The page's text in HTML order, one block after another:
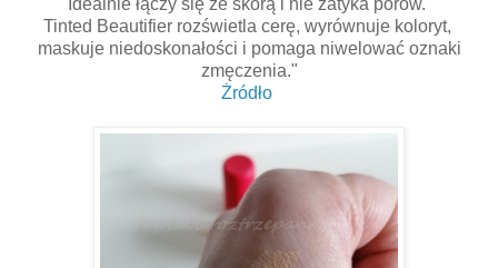
Idealnie łączy się ze skórą i nie zatyka porów.
Tinted Beautifier rozświetla cerę, wyrównuje koloryt,
maskuje niedoskonałości i pomaga niwelować oznaki
zmęczenia."
Żródło